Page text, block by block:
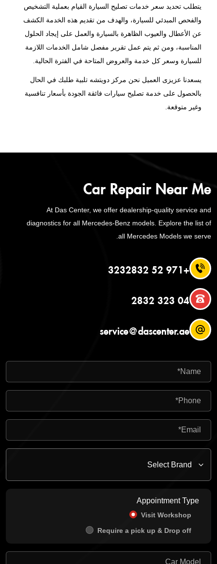
يتطلب تحديد سعر خدمات تصليح السيارة القيام بعملية التشخيص
والفحص المبدئي للسيارة، والهدف من تقديم هذه الخدمة الكشف
عن الأعطال والعيوب الظاهرة بالسيارة والعمل على إيجاد الحلول
المناسبة، ومن ثم يتم عمل تقرير مفصل شامل الخدمات اللازمة
للسيارة وسعر كل خدمة والعروض المتاحة في الفترة الحالية.
يسعدنا عزيزى العميل نحن مركز دويتشه تلبية طلبك في الحال
بالحصول على خدمة تصليح سيارات فائقة الجودة بأسعار تنافسية
وغير متوقعة.
Car Repair Near Me
At Das Center, we offer dealership-quality service and
diagnostics for all Mercedes-Benz models. Explore the list of
all Mercedes Models we serve.
+971 52 3232832
04 323 2832
service@dascenter.ae
Appointment Type
Visit Workshop
Require a pick up & Drop off